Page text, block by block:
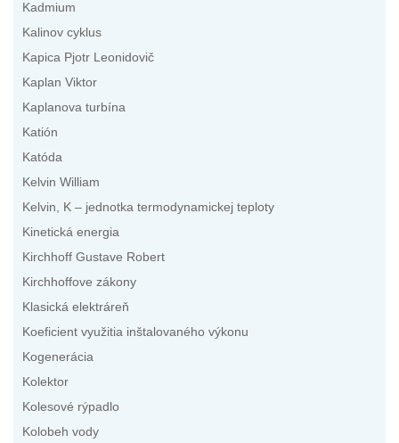
Kadmium
Kalinov cyklus
Kapica Pjotr Leonidovič
Kaplan Viktor
Kaplanova turbína
Katión
Katóda
Kelvin William
Kelvin, K – jednotka termodynamickej teploty
Kinetická energia
Kirchhoff Gustave Robert
Kirchhoffove zákony
Klasická elektráreň
Koeficient využitia inštalovaného výkonu
Kogenerácia
Kolektor
Kolesové rýpadlo
Kolobeh vody